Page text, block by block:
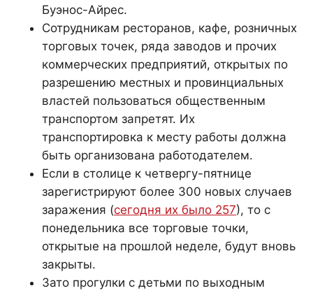
Буэнос-Айрес.
Сотрудникам ресторанов, кафе, розничных
торговых точек, ряда заводов и прочих
коммерческих предприятий, открытых по
разрешению местных и провинциальных
властей пользоваться общественным
транспортом запретят. Их
транспортировка к месту работы должна
быть организована работодателем.
Если в столице к четвергу-пятнице
зарегистрируют более 300 новых случаев
заражения (сегодня их было 257), то с
понедельника все торговые точки,
открытые на прошлой неделе, будут вновь
закрыты.
Зато прогулки с детьми по выходным